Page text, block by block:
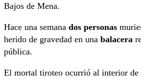
Bajos de Mena.
Hace una semana dos personas
herido de gravedad en una balacera
pública.
El mortal tiroteo ocurrió al interior de